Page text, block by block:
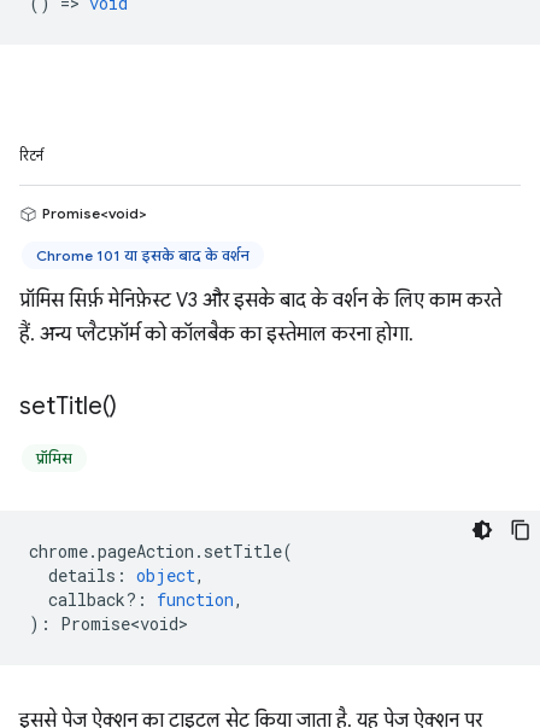
रिटर्न
Promise<void>
Chrome 101 या इसके बाद के वर्शन
प्रॉमिस सिर्फ़ मेनिफ़ेस्ट V3 और इसके बाद के वर्शन के लिए काम करते
हैं. अन्य प्लैटफ़ॉर्म को कॉलबैक का इस्तेमाल करना होगा.
setTitle()
प्रॉमिस
chrome.pageAction . setTitle(
details : object,
callback? : function,
) : Promise<void>
इससे पेज ऐक्शन का टाइटल सेट किया जाता है. यह पेज ऐक्शन पर